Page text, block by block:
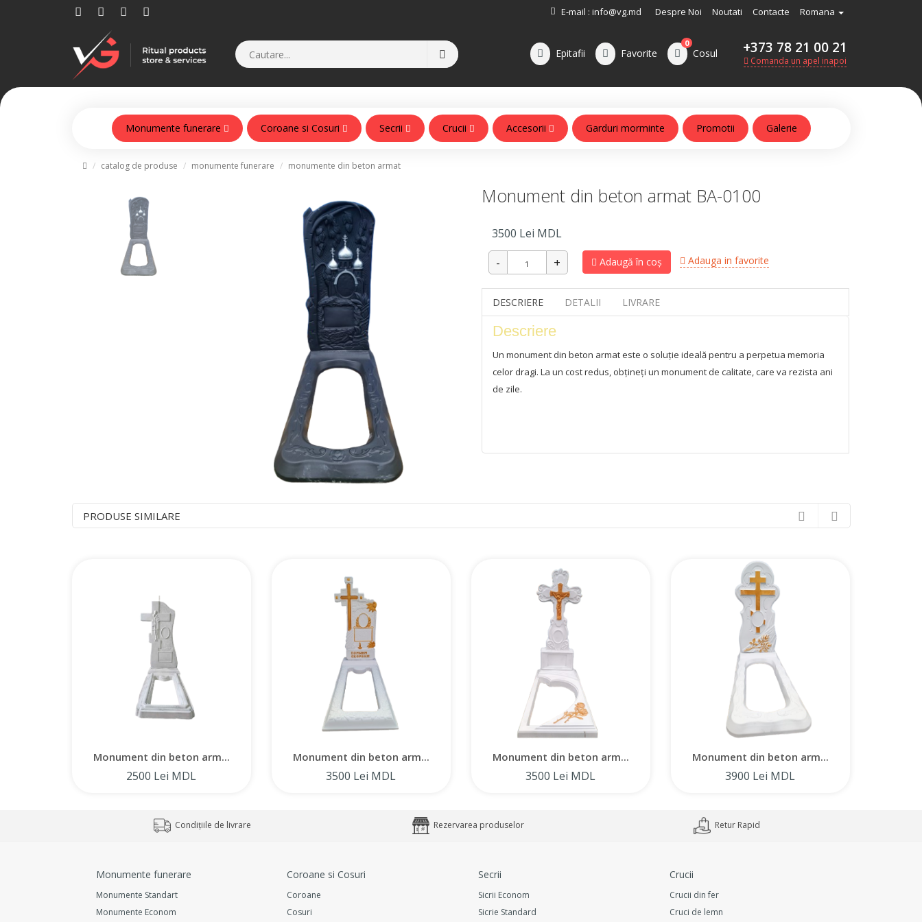
E-mail : info@vg.md Despre Noi Noutati Contacte Romana
Epitafii Favorite Cosul
0 +373 78 21 00 21
Comanda un apel inapoi
Monumente funerare Coroane si Cosuri Secrii Crucii Accesorii Garduri morminte Promotii Galerie
catalog de produse monumente funerare monumente din beton armat
Monument din beton armat BA-0100
3500 Lei MDL
Adaugă în coș Adauga in favorite
DESCRIERE DETALII LIVRARE
Descriere
Un monument din beton armat este o soluție ideală pentru a perpetua memoria
celor dragi. La un cost redus, obțineți un monument de calitate, care va rezista ani
de zile.
PRODUSE SIMILARE
Monument din beton arm...
2500 Lei MDL
Monument din beton arm...
3500 Lei MDL
Monument din beton arm...
3500 Lei MDL
Monument din beton arm...
3900 Lei MDL
Condițiile de livrare Rezervarea produselor Retur Rapid
Monumente funerare
Monumente Standart
Monumente Econom
Coroane si Cosuri
Coroane
Cosuri
Secrii
Sicrii Econom
Sicrie Standard
Crucii
Crucii din fer
Cruci de lemn